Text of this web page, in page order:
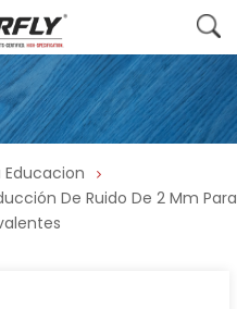
Educacion
De Ruido De 2 Mm Para